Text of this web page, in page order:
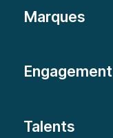
Marques
Engagement
Talents